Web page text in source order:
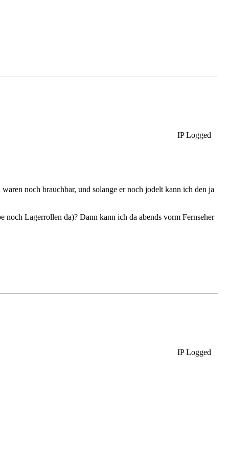
IP Logged
noch brauchbar, und solange er noch jodelt kann ich den ja
noch Lagerrollen da)? Dann kann ich da abends vorm Fernseher
IP Logged